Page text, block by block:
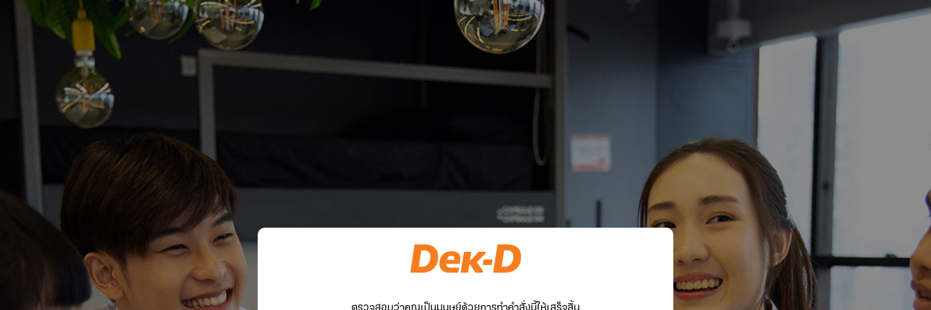
ตรวจสอบว่าคุณเป็นมนุษย์ด้วยการทำคำสั่งนี้ให้เสร็จสิ้น